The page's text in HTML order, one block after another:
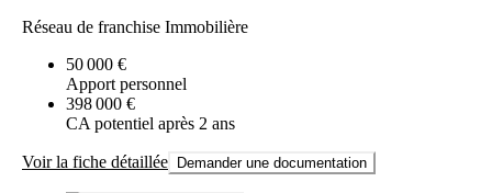
Réseau de franchise Immobilière
50 000 €
Apport personnel
398 000 €
CA potentiel après 2 ans
Voir la fiche détaillée Demander une documentation